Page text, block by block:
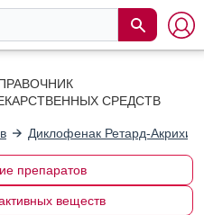
СРЕДСТВ
Диклофенак Ретард-Акрихин
препаратов
веществ